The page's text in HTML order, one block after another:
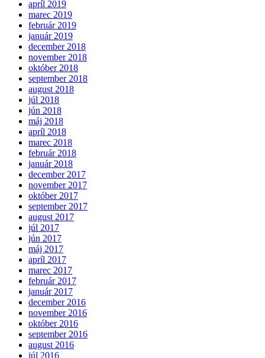
apríl 2019
marec 2019
február 2019
január 2019
december 2018
november 2018
október 2018
september 2018
august 2018
júl 2018
jún 2018
máj 2018
apríl 2018
marec 2018
február 2018
január 2018
december 2017
november 2017
október 2017
september 2017
august 2017
júl 2017
jún 2017
máj 2017
apríl 2017
marec 2017
február 2017
január 2017
december 2016
november 2016
október 2016
september 2016
august 2016
júl 2016